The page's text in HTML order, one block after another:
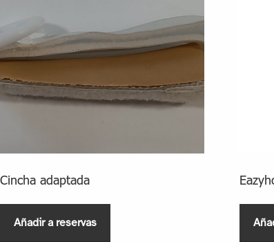
Cincha adaptada
Añadir a reservas